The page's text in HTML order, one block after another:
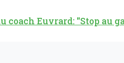
coach Euvrard: "Stop au